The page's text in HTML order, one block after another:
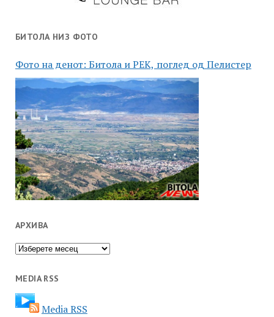
БИТОЛА НИЗ ФОТО
Фото на денот: Битола и РЕК, поглед од Пелистер
АРХИВА
Архива
MEDIA RSS
Media RSS